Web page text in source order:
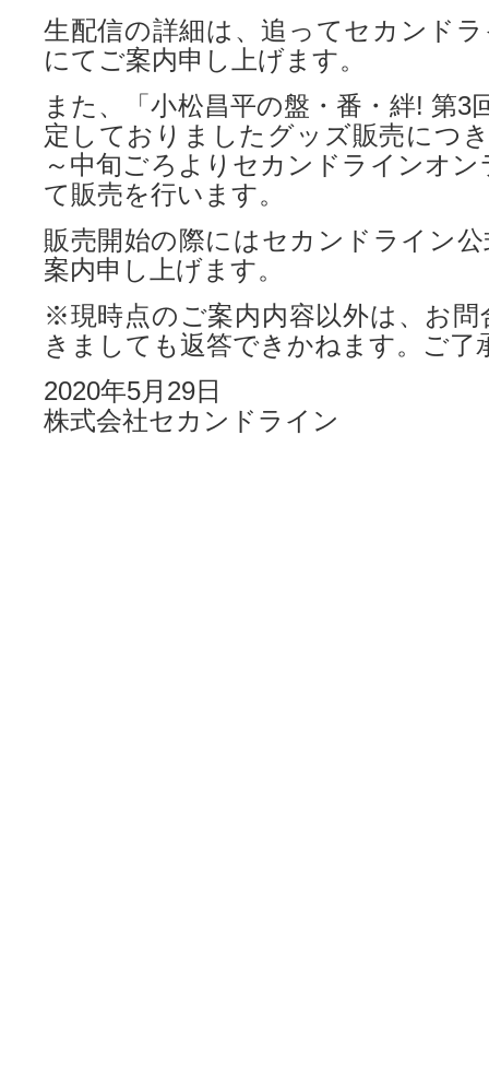
生配信の詳細は、追ってセカンド
にてご案内申し上げます。
また、「小松昌平の盤・番・絆! 第3
定しておりましたグッズ販売につ
～中旬ごろよりセカンドラインオ
て販売を行います。
販売開始の際にはセカンドライン
案内申し上げます。
※現時点のご案内内容以外は、お問
きましても返答できかねます。ご了
2020年5月29日
株式会社セカンドライン